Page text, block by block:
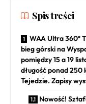
Spis treści
WAA Ultra 360º
bieg górski na
pomiędzy 15 a 19
długość ponad 250
Tejedzie. Zapisy
Nowość!